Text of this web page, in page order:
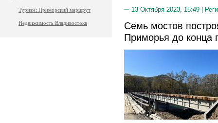
Туризм: Приморский маршрут
Недвижимость Владивостока
13 Октября 2023, 15:49 |
Cемь мостов
Приморья до конца